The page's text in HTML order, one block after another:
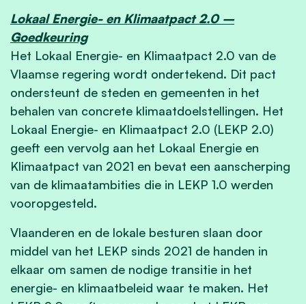
Lokaal Energie- en Klimaatpact 2.0 –
Goedkeuring
Het Lokaal Energie- en Klimaatpact 2.0 van de
Vlaamse regering wordt ondertekend. Dit pact
ondersteunt de steden en gemeenten in het
behalen van concrete klimaatdoelstellingen. Het
Lokaal Energie- en Klimaatpact 2.0 (LEKP 2.0)
geeft een vervolg aan het Lokaal Energie en
Klimaatpact van 2021 en bevat een aanscherping
van de klimaatambities die in LEKP 1.0 werden
vooropgesteld.
Vlaanderen en de lokale besturen slaan door
middel van het LEKP sinds 2021 de handen in
elkaar om samen de nodige transitie in het
energie- en klimaatbeleid waar te maken. Het